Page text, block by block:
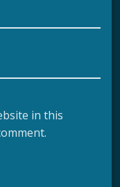
in this